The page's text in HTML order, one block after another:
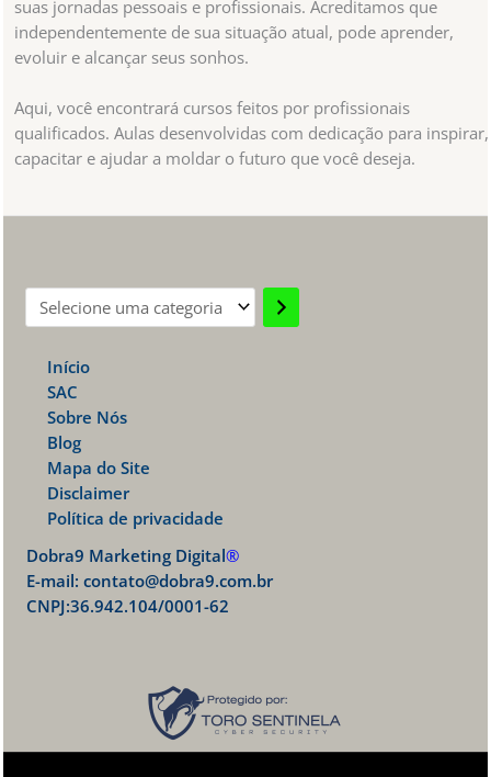
suas jornadas pessoais e profissionais. Acreditamos que
independentemente de sua situação atual, pode aprender,
evoluir e alcançar seus sonhos.
Aqui, você encontrará cursos feitos por profissionais
qualificados. Aulas desenvolvidas com dedicação para inspirar,
capacitar e ajudar a moldar o futuro que você deseja.
Selecione
categoria
Início
SAC
Sobre Nós
Blog
Mapa do Site
Disclaimer
Política de privacidade
Dobra9 Marketing Digital®
E-mail: contato@dobra9.com.br
CNPJ:36.942.104/0001-62